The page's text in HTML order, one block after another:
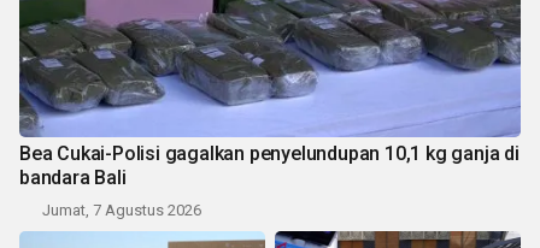
Bea Cukai-Polisi gagalkan penyelundupan 10,1 kg ganja di
bandara Bali
Jumat, 7 Agustus 2026